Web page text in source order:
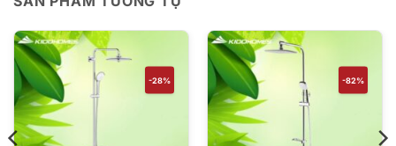
-28% -82%